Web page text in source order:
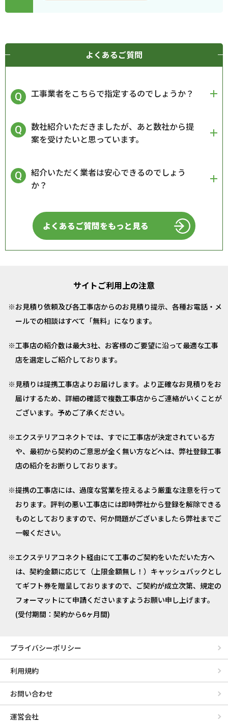
よくあるご質問
工事業者をこちらで指定するのでしょうか？
数社紹介いただきましたが、あと数社から提
案を受けたいと思っています。
紹介いただく業者は安心できるのでしょう
か？
よくあるご質問をもっと見る
サイトご利用上の注意
お見積り依頼及び各工事店からのお見積り提示、各種お電話・メ
ールでの相談はすべて「無料」になります。
工事店の紹介数は最大3社、お客様のご要望に沿って最適な工事
店を選定しご紹介しております。
見積りは提携工事店よりお届けします。より正確なお見積りをお
届けするため、詳細の確認で複数工事店からご連絡がいくことが
ございます。予めご了承ください。
エクステリアコネクトでは、すでに工事店が決定されている方
や、最初から契約のご意思が全く無い方などへは、弊社登録工事
店の紹介をお断りしております。
提携の工事店には、過度な営業を控えるよう厳重な注意を行って
おります。評判の悪い工事店には即時弊社から登録を解除できる
ものとしておりますので、何か問題がございましたら弊社までご
一報ください。
エクステリアコネクト経由にて工事のご契約をいただいた方へ
は、契約金額に応じて（上限金額無し！）キャッシュバックとし
てギフト券を贈呈しておりますので、ご契約が成立次第、規定の
フォーマットにて申請くださいますようお願い申し上げます。
(受付期間：契約から6ヶ月間)
プライバシーポリシー
利用規約
お問い合わせ
運営会社